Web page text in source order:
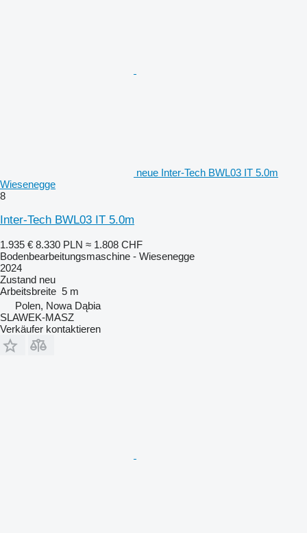
neue Inter-Tech BWL03 IT 5.0m
Wiesenegge
8
Inter-Tech BWL03 IT 5.0m
1.935 € 8.330 PLN ≈ 1.808 CHF
Bodenbearbeitungsmaschine - Wiesenegge
2024
Zustand neu
Arbeitsbreite 5 m
Polen, Nowa Dąbia
SLAWEK-MASZ
Verkäufer kontaktieren